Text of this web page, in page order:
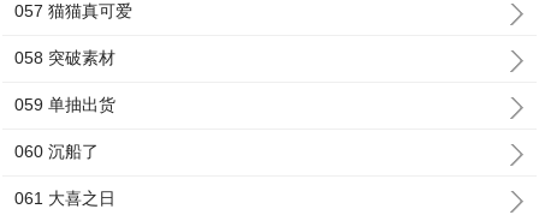
057 猫猫真可爱
058 突破素材
059 单抽出货
060 沉船了
061 大喜之日